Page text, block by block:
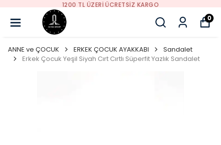
YENI SEZON ÜRÜNLER
0
ANNE ve ÇOCUK ERKEK ÇOCUK AYAKKABI
Sandalet
Erkek Çocuk Yeşil Siyah Cırt Cırtlı Süperfit Yazlık Sandalet